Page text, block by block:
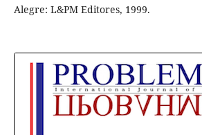
Alegre: L&PM Editores, 1999.